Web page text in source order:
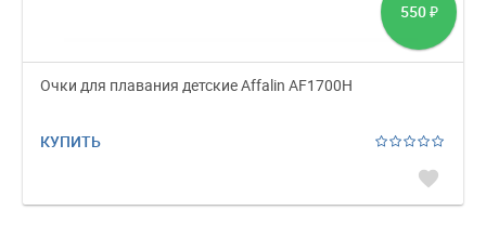
550 ₽
Очки для плавания детские Affalin AF1700H
КУПИТЬ
favorite